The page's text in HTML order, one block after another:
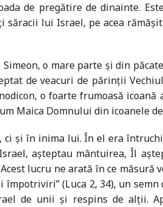
de pregătire de dinainte.
lui Israel, pe acea
o mare parte și din
de veacuri de părinții
o foarte frumoasă
Maica Domnului din icoanele
și în inima lui. În el era
așteptau mântuirea, Îl
lucru ne arată în ce
(Luca 2, 34), un
de unii și respins de alții.